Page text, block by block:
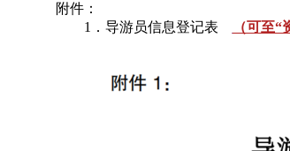
附件：
1．导游员信息登记表
（可至“